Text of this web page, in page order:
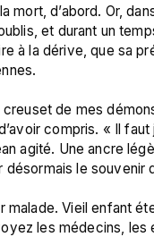
mort, d’abord. Or,
et durant un
à la dérive, que sa
de mes
compris. « Il
agité. Une ancre
désormais le souvenir
malade. Vieil enfant
les médecins,